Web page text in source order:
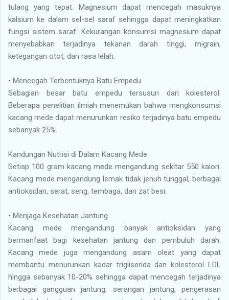
tulang yang tepat. Magnesium dapat mencegah masuknya
kalsium ke dalam sel-sel saraf sehingga dapat meningkatkan
fungsi sistem saraf. Kekurangan konsumsi magnesium dapat
menyebabkan terjadinya tekanan darah tinggi, migrain,
ketegangan otot, dan rasa lelah.
• Mencegah Terbentuknya Batu Empedu
Sebagian besar batu empedu tersusun dari kolesterol.
Beberapa penelitian ilmiah menemukan bahwa mengkonsumsi
kacang mede dapat menurunkan resiko terjadinya batu empedu
sebanyak 25%.
Kandungan Nutrisi di Dalam Kacang Mede
Setiap 100 gram kacang mede mengandung sekitar 550 kalori.
Kacang mede mengandung lemak tidak jenuh tunggal, berbagai
antioksidan, serat, seng, tembaga, dan zat besi.
• Menjaga Kesehatan Jantung
Kacang mede mengandung banyak antioksidan yang
bermanfaat bagi kesehatan jantung dan pembuluh darah.
Kacang mede juga mengandung asam oleat yang dapat
membantu menurunkan kadar trigliserida dan kolesterol LDL
hingga sebanyak 10-20% sehingga dapat mencegah terjadinya
berbagai gangguan jantung, serangan jantung, pengerasan